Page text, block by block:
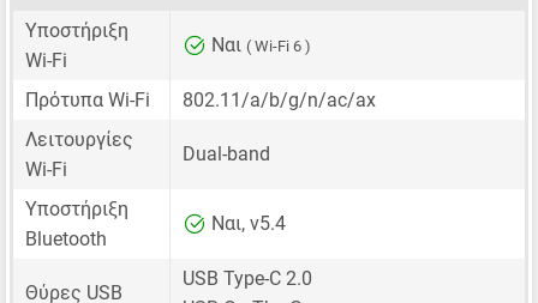
Υποστήριξη
Wi-Fi
Ναι ( Wi-Fi 6 )
Πρότυπα Wi-Fi
802.11/a/b/g/n/ac/ax
Λειτουργίες
Wi-Fi
Dual-band
Υποστήριξη
Bluetooth
Ναι, v5.4
Θύρες USB
USB Type-C 2.0